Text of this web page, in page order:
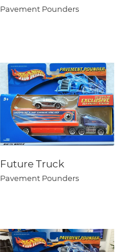
Pavement Pounders
Future Truck
Pavement Pounders